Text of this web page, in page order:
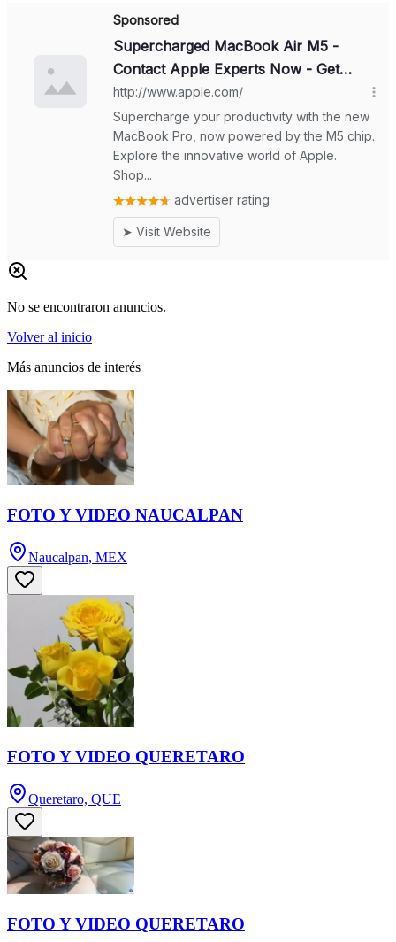
No se encontraron anuncios.
Volver al inicio
Más anuncios de interés
FOTO Y VIDEO NAUCALPAN
Naucalpan, MEX
FOTO Y VIDEO QUERETARO
Queretaro, QUE
FOTO Y VIDEO QUERETARO